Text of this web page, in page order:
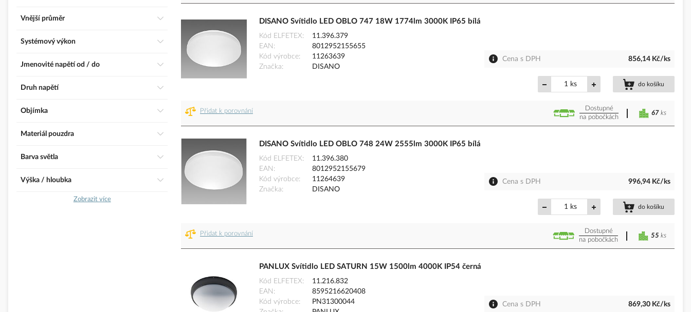
DISANO Svítidlo LED OBLO 747 18W 1774lm 3000K IP65 bílá
Kód ELFETEX
11.396.379
EAN
8012952155655
Kód výrobce
11263639
Značka
DISANO
Cena s DPH 856,14 Kč/ks
ks do košíku
Přidat k porovnání
Dostupné
na pobočkách
67 ks
DISANO Svítidlo LED OBLO 748 24W 2555lm 3000K IP65 bílá
Kód ELFETEX
11.396.380
EAN
8012952155679
Kód výrobce
11264639
Značka
DISANO
Cena s DPH 996,94 Kč/ks
ks do košíku
Přidat k porovnání
Dostupné
na pobočkách
55 ks
PANLUX Svítidlo LED SATURN 15W 1500lm 4000K IP54 černá
Kód ELFETEX
11.216.832
EAN
8595216620408
Kód výrobce
PN31300044
Cena s DPH 869,30 Kč/ks
Vnější průměr
Systémový výkon
Jmenovité napětí od / do
Druh napětí
Objímka
Materiál pouzdra
Barva světla
Výška / hloubka
Zobrazit více